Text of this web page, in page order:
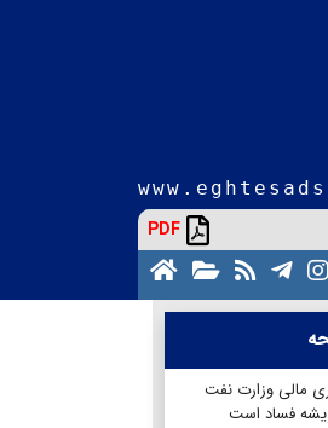
PDF
مالی وزارت نفت
فساد است